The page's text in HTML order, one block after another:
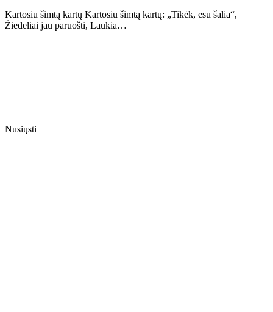
Kartosiu šimtą kartų Kartosiu šimtą kartų: „Tikėk, esu šalia“,
Žiedeliai jau paruošti, Laukia…
Nusiųsti